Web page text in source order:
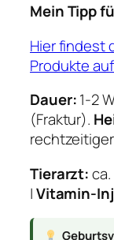
Mein Tipp
Hier findest
Produkte
Dauer:1-2
(Fraktur).
Tierarzt:
|Vitamin-